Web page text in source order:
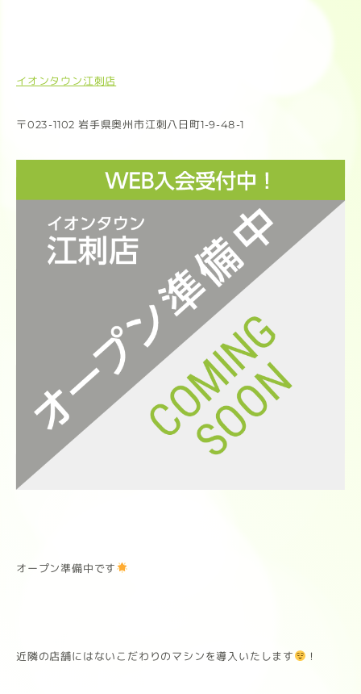
イオンタウン江刺店
〒023-1102 岩手県奥州市江刺八日町1-9-48-1
オープン準備中です
近隣の店舗にはないこだわりのマシンを導入いたします ！